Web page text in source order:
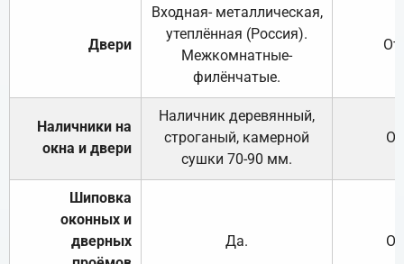
Двери
Входная- металлическая,
утеплённая (Россия).
Межкомнатные-
филёнчатые.
Наличники на
окна и двери
Наличник деревянный,
строганый, камерной
сушки 70-90 мм.
Шиповка
оконных и
дверных
Да.